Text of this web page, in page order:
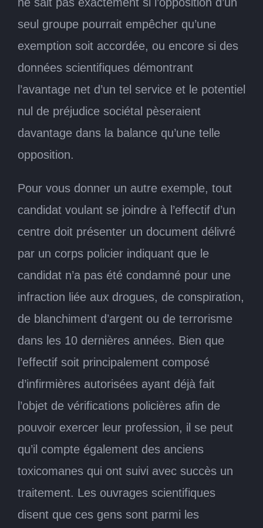
seul groupe pourrait empêcher qu’une
exemption soit accordée, ou encore si des
données scientifiques démontrant
l’avantage net d’un tel service et le potentiel
nul de préjudice sociétal pèseraient
davantage dans la balance qu’une telle
opposition.
Pour vous donner un autre exemple, tout
candidat voulant se joindre à l’effectif d’un
centre doit présenter un document délivré
par un corps policier indiquant que le
candidat n’a pas été condamné pour une
infraction liée aux drogues, de conspiration,
de blanchiment d’argent ou de terrorisme
dans les 10 dernières années. Bien que
l’effectif soit principalement composé
d’infirmières autorisées ayant déjà fait
l’objet de vérifications policières afin de
pouvoir exercer leur profession, il se peut
qu’il compte également des anciens
toxicomanes qui ont suivi avec succès un
traitement. Les ouvrages scientifiques
disent que ces gens sont parmi les